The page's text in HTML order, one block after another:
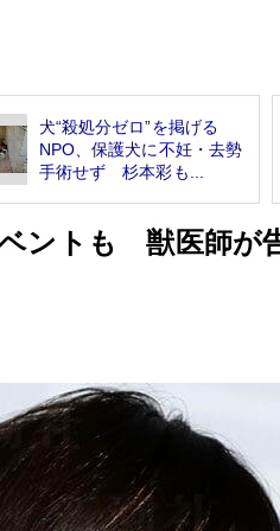
犬“殺処分ゼロ”を掲げる
NPO、保護犬に不妊・去勢
手術せず 杉本彩も...
ントも 獣医師が